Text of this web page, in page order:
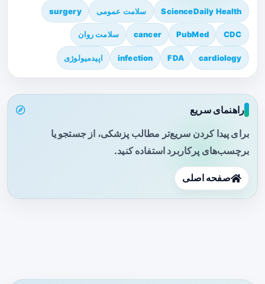
ScienceDaily Health سلامت عمومی surgery
CDC
PubMed
cancer سلامت روان
cardiology
FDA
infection اپیدمیولوژی
راهنمای سریع
برای پیدا کردن سریع‌تر مطالب پزشکی، از جستجو یا
برچسب‌های پرکاربرد استفاده کنید.
صفحه اصلی